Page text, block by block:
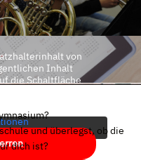
von
Inhalt
die Schaltfläche
und überlegst, ob die
dich ist?